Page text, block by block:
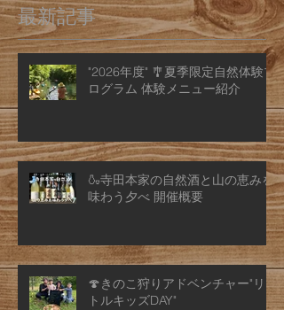
最新記事
"2026年度" 🎐夏季限定自然体験プ
ログラム 体験メニュー紹介
🍶寺田本家の自然酒と山の恵みを
味わう夕べ 開催概要
🍄きのこ狩りアドベンチャー"リ
トルキッズDAY"